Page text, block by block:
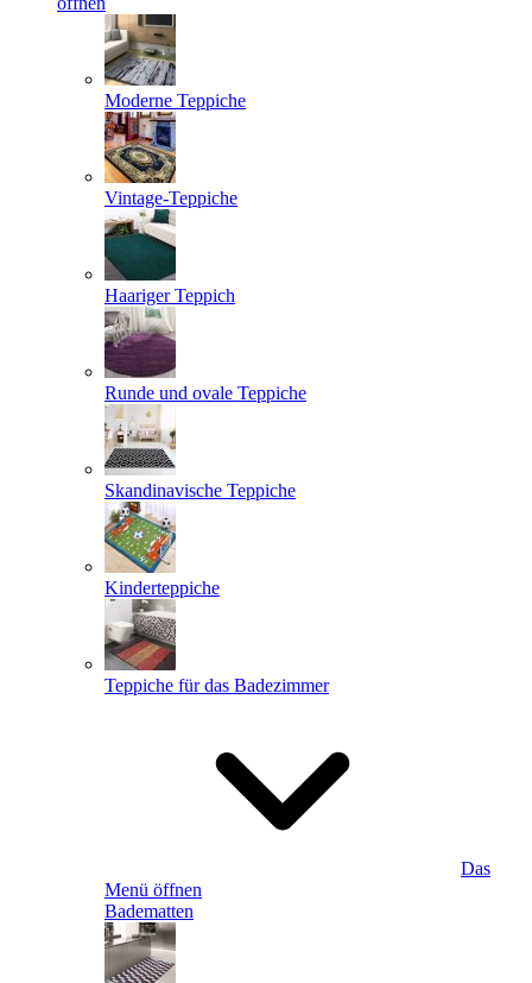
Moderne Teppiche
Vintage-Teppiche
Haariger Teppich
Runde und ovale Teppiche
Skandinavische Teppiche
Kinderteppiche
Teppiche für das Badezimmer
Das
Menü öffnen
Badematten